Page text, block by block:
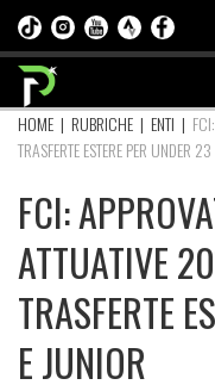
HOME | RUBRICHE | ENTI |
TRASFERTE ESTERE PER UNDER
FCI:
ATTUATIVE
TRASFERTE
E JUNIOR